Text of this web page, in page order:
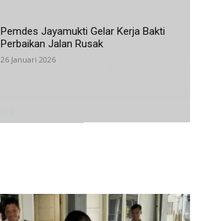
Pemdes Jayamukti Gelar Kerja Bakti
Perbaikan Jalan Rusak
26 Januari 2026